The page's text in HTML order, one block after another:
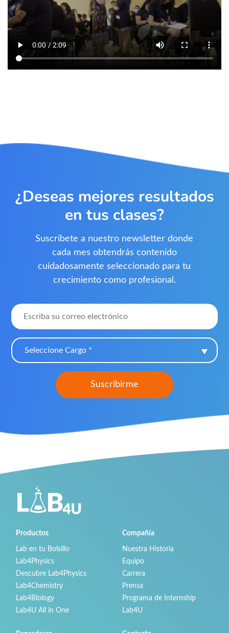
¿Deseas mejores resultados
en tus clases?
Suscríbete a nuestro newsletter donde
cada mes obtendrás contenido
cuidadosamente seleccionado para tu
crecimiento como profesional.
Seleccione Cargo *
Productos
Lab en tu Bolsillo
Lab4Physics
Descubre Lab4Physics
Lab4Chemistry
Lab4Biology
Lab4U All in One
Compañía
Nuestra Historia
Equipo
Carrera
Prensa
Programa de Internship
Lab4U